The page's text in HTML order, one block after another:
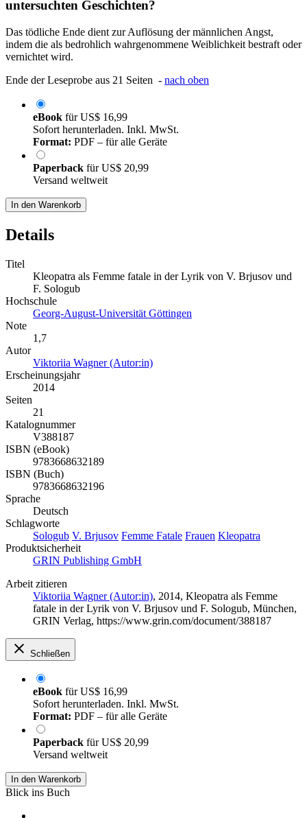
untersuchten Geschichten?
Das tödliche Ende dient zur Auflösung der männlichen Angst,
indem die als bedrohlich wahrgenommene Weiblichkeit bestraft oder
vernichtet wird.
Ende der Leseprobe aus 21 Seiten - nach oben
eBook fürUS$ 16,99
Sofort herunterladen. Inkl. MwSt.
Format: PDF – für alle Geräte
Paperback fürUS$ 20,99
Versand weltweit
In den Warenkorb
Details
Titel
Kleopatra als Femme fatale in der Lyrik von V. Brjusov und
F. Sologub
Hochschule
Georg-August-Universität Göttingen
Note
1,7
Autor
Viktoriia Wagner (Autor:in)
Erscheinungsjahr
2014
Seiten
21
Katalognummer
V388187
ISBN (eBook)
9783668632189
ISBN (Buch)
9783668632196
Sprache
Deutsch
Schlagworte
Sologub V. Brjusov Femme Fatale Frauen Kleopatra
Produktsicherheit
GRIN Publishing GmbH
Arbeit zitieren
Viktoriia Wagner (Autor:in), 2014, Kleopatra als Femme
fatale in der Lyrik von V. Brjusov und F. Sologub, München,
GRIN Verlag, https://www.grin.com/document/388187
Schließen
eBook fürUS$ 16,99
Sofort herunterladen. Inkl. MwSt.
Format: PDF – für alle Geräte
Paperback fürUS$ 20,99
Versand weltweit
In den Warenkorb
Blick ins Buch